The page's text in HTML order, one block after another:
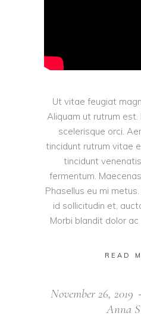
Ut vitae feugiat
Aliquam ut rutrum
scelerisque orci.
tincidunt rutrum vitae
tincidunt
fermentum.
Phasellus eu mi
id sollicitudin et,
Morbi blandit dolor ac
READ
November 26, 2019
Anna